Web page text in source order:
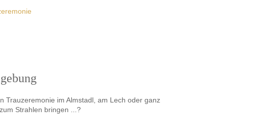
Trauzeremonie im Almstadl, am Lech oder ganz
Strahlen bringen ...?